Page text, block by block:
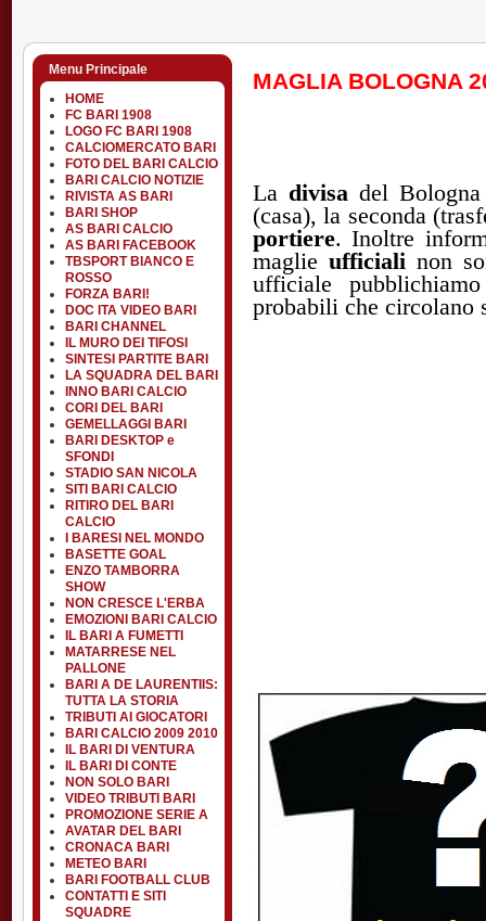
Menu Principale
HOME
FC BARI 1908
LOGO FC BARI 1908
CALCIOMERCATO BARI
FOTO DEL BARI CALCIO
BARI CALCIO NOTIZIE
RIVISTA AS BARI
BARI SHOP
AS BARI CALCIO
AS BARI FACEBOOK
TBSPORT BIANCO E
ROSSO
FORZA BARI!
DOC ITA VIDEO BARI
BARI CHANNEL
IL MURO DEI TIFOSI
SINTESI PARTITE BARI
LA SQUADRA DEL BARI
INNO BARI CALCIO
CORI DEL BARI
GEMELLAGGI BARI
BARI DESKTOP e
SFONDI
STADIO SAN NICOLA
SITI BARI CALCIO
RITIRO DEL BARI
CALCIO
I BARESI NEL MONDO
BASETTE GOAL
ENZO TAMBORRA
SHOW
NON CRESCE L'ERBA
EMOZIONI BARI CALCIO
IL BARI A FUMETTI
MATARRESE NEL
PALLONE
BARI A DE LAURENTIIS:
TUTTA LA STORIA
TRIBUTI AI GIOCATORI
BARI CALCIO 2009 2010
IL BARI DI VENTURA
IL BARI DI CONTE
NON SOLO BARI
VIDEO TRIBUTI BARI
PROMOZIONE SERIE A
AVATAR DEL BARI
CRONACA BARI
METEO BARI
BARI FOOTBALL CLUB
CONTATTI E SITI
SQUADRE
MAGLIA BOLOGNA
La divisadel
(casa), la seconda
portiere. Inoltre
maglie ufficiali non
ufficiale
probabili che circolano